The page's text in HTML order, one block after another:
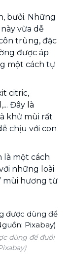
bưởi. Những
vừa dễ
trùng, đặc
được áp
một cách tự
citric,
Đây là
khử mùi rất
chịu với con
là một cách
những loài
mùi hương từ
dùng để đuổi